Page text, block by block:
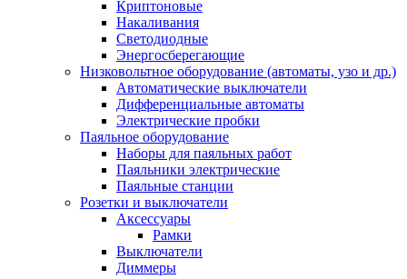
Криптоновые
Накаливания
Светодиодные
Энергосберегающие
Низковольтное оборудование (автоматы, узо и др.)
Автоматические выключатели
Дифференциальные автоматы
Электрические пробки
Паяльное оборудование
Наборы для паяльных работ
Паяльники электрические
Паяльные станции
Розетки и выключатели
Аксессуары
Рамки
Выключатели
Диммеры